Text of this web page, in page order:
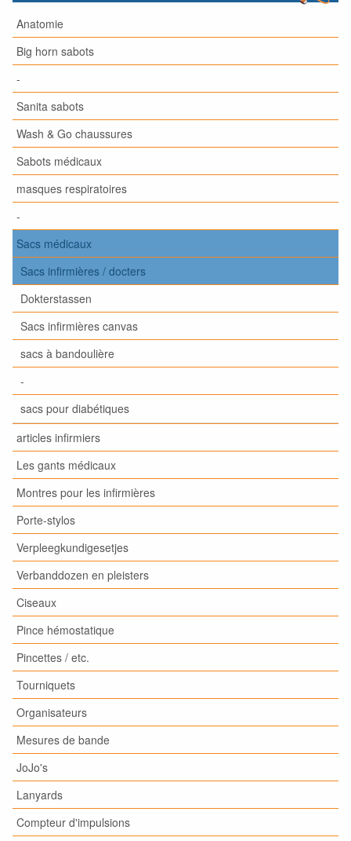
Anatomie
Big horn sabots
-
Sanita sabots
Wash & Go chaussures
Sabots médicaux
masques respiratoires
-
Sacs médicaux
Sacs infirmières / docters
Dokterstassen
Sacs infirmières canvas
sacs à bandoulière
-
sacs pour diabétiques
articles infirmiers
Les gants médicaux
Montres pour les infirmières
Porte-stylos
Verpleegkundigesetjes
Verbanddozen en pleisters
Ciseaux
Pince hémostatique
Pincettes / etc.
Tourniquets
Organisateurs
Mesures de bande
JoJo's
Lanyards
Compteur d'impulsions